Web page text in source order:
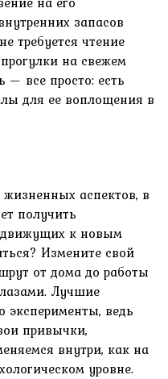
запасов
требуется чтение
на свежем
— все просто: есть
для ее воплощения в
аспектов, в
получить
движущих к новым
Измените свой
от дома до работы
Лучшие
эксперименты, ведь
привычки,
внутри, как на
уровне.